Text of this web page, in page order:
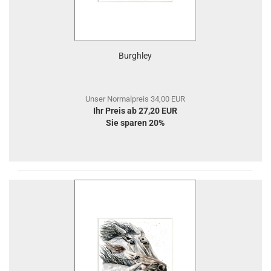
Burghley
Unser Normalpreis 34,00 EUR
Ihr Preis ab 27,20 EUR
Sie sparen 20%